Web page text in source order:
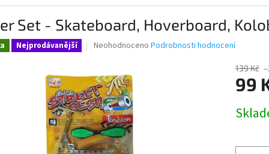
Set - Skateboard, Hoverboard,
Nejprodávanější
Průměrné
je
0,0
z
5
hvězdiček.
Neohodnoceno Podrobnosti hodnocení
139 Kč
99
cena: